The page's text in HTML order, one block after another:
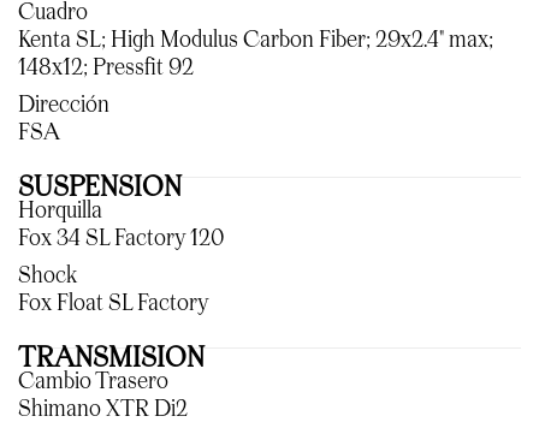
Cuadro
Kenta SL; High Modulus Carbon Fiber; 29x2.4" max;
148x12; Pressfit 92
Dirección
FSA
SUSPENSION
Horquilla
Fox 34 SL Factory 120
Shock
Fox Float SL Factory
TRANSMISION
Cambio Trasero
Shimano XTR Di2